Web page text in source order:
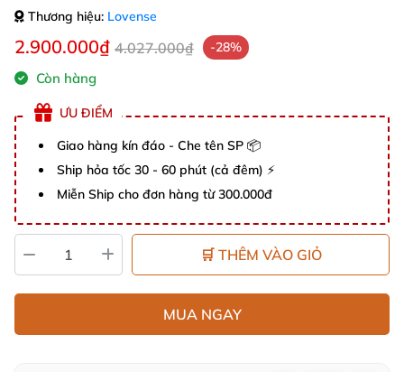
Thương hiệu: Lovense
2.900.000₫ 4.027.000₫ -28%
Còn hàng
ƯU ĐIỂM
Giao hàng kín đáo - Che tên SP 📦
Ship hỏa tốc 30 - 60 phút (cả đêm) ⚡
Miễn Ship cho đơn hàng từ 300.000đ
🛒 THÊM VÀO GIỎ
MUA NGAY